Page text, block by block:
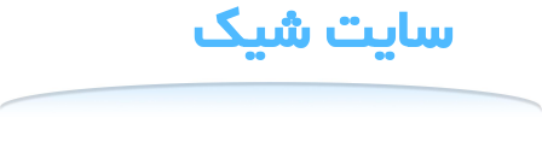
سایت شیك